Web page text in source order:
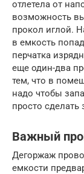
отлетела от
возможность
прокол иглой.
в емкость
перчатка
еще один-два
тем, что в
надо чтобы
просто сделать
Важный
Дегоржаж
емкости